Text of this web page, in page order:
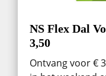
NS Flex Dal
3,50
Ontvang voor €